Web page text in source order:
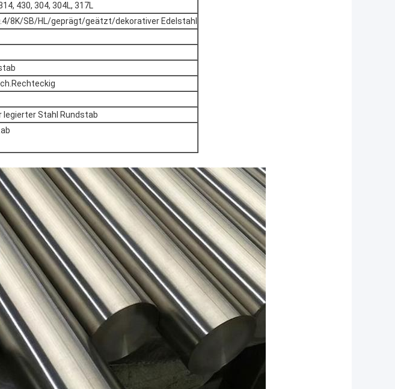
430, 304, 304L, 317L
8K/SB/HL/geprägt/geätzt/dekorativer Edelstahl
legierter Stahl Rundstab